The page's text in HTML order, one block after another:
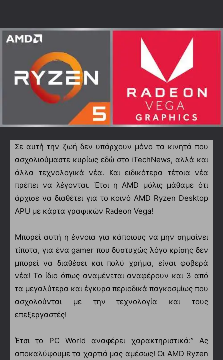
Σε αυτή την ζωή δεν υπάρχουν μόνο τα κινητά που
ασχολιούμαστε κυρίως εδώ στο iTechNews, αλλά και
άλλα τεχνολογικά νέα. Και ειδικότερα τέτοια νέα
πρέπει να λέγονται. Έτσι η AMD μόλις μάθαμε ότι
άρχισε να διαθέτει για το κοινό AMD Ryzen Desktop
APU με κάρτα γραφικών Radeon Vega!
Μπορεί αυτή η έννοια για κάποιους να μην σημαίνει
τίποτα, για ένα gamer που δυστυχώς λόγο κρίσης δεν
μπορεί να διαθέσει και πολύ χρήμα, είναι φοβερά
νέα! Το ίδιο όπως αναμένεται αναφέρουν και 3 από
τα μεγαλύτερα και έγκυρα περιοδικά παγκοσμίως που
ασχολούνται με την τεχνολογία και τους
επεξεργαστές!
Έτσι το PC World αναφέρει χαρακτηριστικά:” Ας
αποκαλύψουμε τα χαρτιά μας αμέσως! Οι AMD Ryzen